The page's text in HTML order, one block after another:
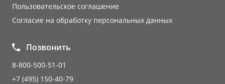
Пользовательское соглашение
Согласие на обработку персональных данных
Позвонить
8-800-500-51-01
+7 (495) 150-40-79